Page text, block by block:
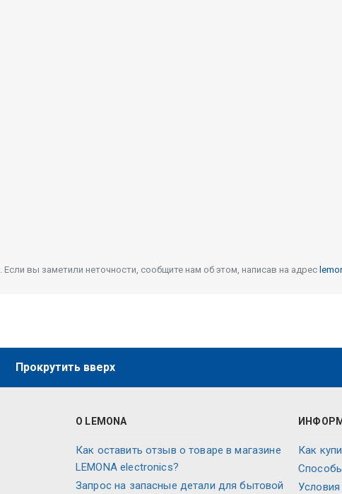
вы заметили неточности, сообщите нам об этом, написав на адрес
Прокрутить вверх
О LEMONA
Как оставить отзыв о товаре в магазине
LEMONA electronics?
Запрос на запасные детали для бытовой
Как